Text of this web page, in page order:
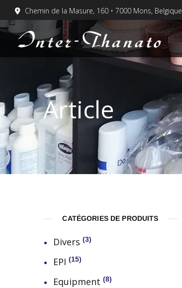
Chemin de la Masure, 160 • 7000 Mons, Belgique
Article
CATÉGORIES DE PRODUITS
Divers 3
EPI 15
Equipment 8